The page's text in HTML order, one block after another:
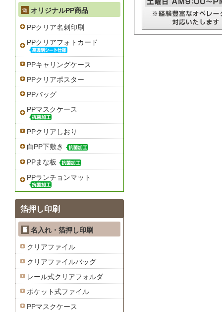
オリジナルPP商品
PPクリア名刺印刷
PPクリアフォトカード
PPキャリングケース
PPクリアポスター
PPバッグ
PPマスクケース
PPクリアしおり
白PP下敷き
PPまな板
PPランチョンマット
箔押し印刷
名入れ・箔押し印刷
クリアファイル
クリアファイルバッグ
レール式クリアフォルダ
ポケット式ファイル
PPマスクケース